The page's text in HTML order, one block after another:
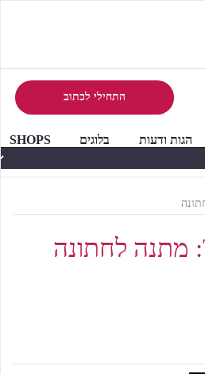
התחילי לכתוב
הגות ודעות בלוגים SHOPS
מתנה לחתונה